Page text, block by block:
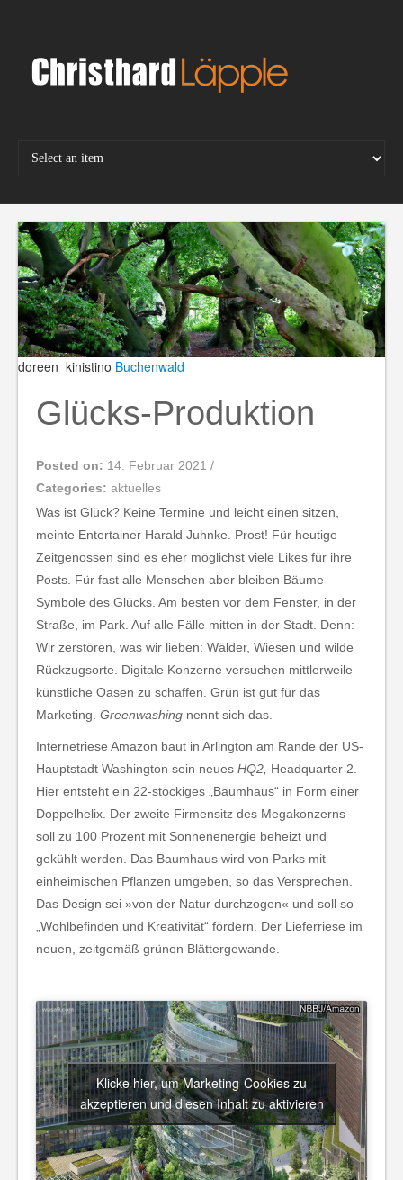
doreen_kinistino Buchenwald
Glücks-Produktion
Posted on: 14. Februar 2021 /
Categories: aktuelles
Was ist Glück? Keine Termine und leicht einen sitzen,
meinte Entertainer Harald Juhnke. Prost! Für heutige
Zeitgenossen sind es eher möglichst viele Likes für ihre
Posts. Für fast alle Menschen aber bleiben Bäume
Symbole des Glücks. Am besten vor dem Fenster, in der
Straße, im Park. Auf alle Fälle mitten in der Stadt. Denn:
Wir zerstören, was wir lieben: Wälder, Wiesen und wilde
Rückzugsorte. Digitale Konzerne versuchen mittlerweile
künstliche Oasen zu schaffen. Grün ist gut für das
Marketing. Greenwashing nennt sich das.
Internetriese Amazon baut in Arlington am Rande der US-
Hauptstadt Washington sein neues HQ2, Headquarter 2.
Hier entsteht ein 22-stöckiges „Baumhaus“ in Form einer
Doppelhelix. Der zweite Firmensitz des Megakonzerns
soll zu 100 Prozent mit Sonnenenergie beheizt und
gekühlt werden. Das Baumhaus wird von Parks mit
einheimischen Pflanzen umgeben, so das Versprechen.
Das Design sei »von der Natur durchzogen« und soll so
„Wohlbefinden und Kreativität“ fördern. Der Lieferriese im
neuen, zeitgemäß grünen Blättergewande.
Klicke hier, um Marketing-Cookies zu
akzeptieren und diesen Inhalt zu aktivieren